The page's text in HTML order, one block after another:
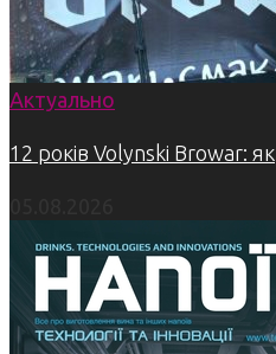
Актуально
12 років Volynski Browar: як